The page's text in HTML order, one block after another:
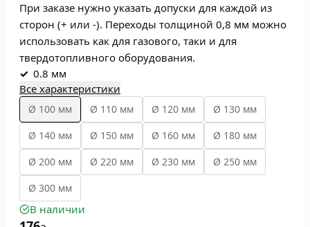
При заказе нужно указать допуски для каждой из
сторон (+ или -). Переходы толщиной 0,8 мм можно
использовать как для газового, таки и для
твердотопливного оборудования.
✓ 0.8 мм
Все характеристики
Ø 100 мм Ø 110 мм Ø 120 мм
Ø 130 мм
Ø 140 мм
Ø 150 мм Ø 160 мм
Ø 180 мм
Ø 200 мм
Ø 220 мм Ø 230 мм
Ø 250 мм
Ø 300 мм
В наличии